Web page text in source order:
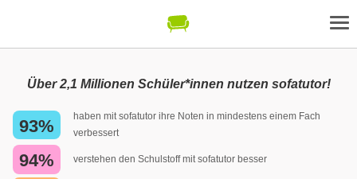
Über 2,1 Millionen Schüler*innen nutzen sofatutor!
93%
haben mit sofatutor ihre Noten in mindestens einem Fach
verbessert
94% verstehen den Schulstoff mit sofatutor besser